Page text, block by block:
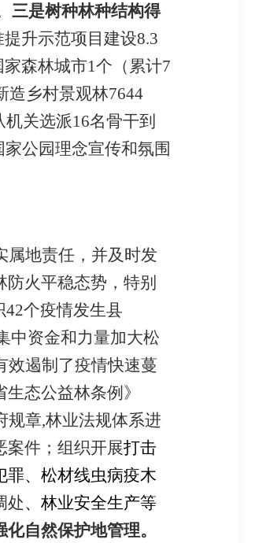
三是树种林种结构得
升示范项目建设8.3
森林城市1个（累计7
造乡村景观林7644
机关选派16名骨干到
公园理念宣传和氛围
属地责任，并及时发
火平稳态势，特别
42个疫情发生县
中资金和力量加大松
效遏制了疫情快速蔓
生态公益林条例》
规章,林业法规体系进
案件；组织开展打击
罪、松材线虫病疫木
处、林业安全生产等
化自然保护地管理。